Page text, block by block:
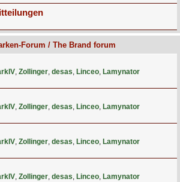
Forum / The Brand forum
, Zollinger, desas, Linceo, Lamynator
, Zollinger, desas, Linceo, Lamynator
, Zollinger, desas, Linceo, Lamynator
, Zollinger, desas, Linceo, Lamynator